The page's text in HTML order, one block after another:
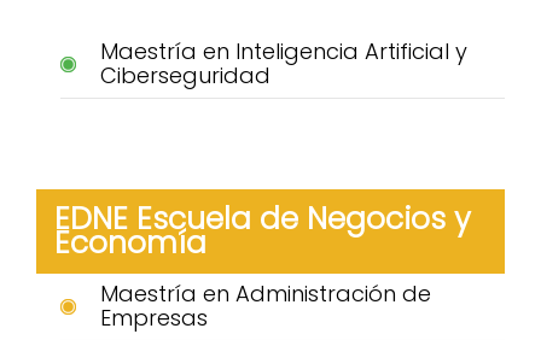
Maestría en Inteligencia Artificial y
Ciberseguridad
EDNE Escuela de Negocios y
Economía
Maestría en Administración de
Empresas